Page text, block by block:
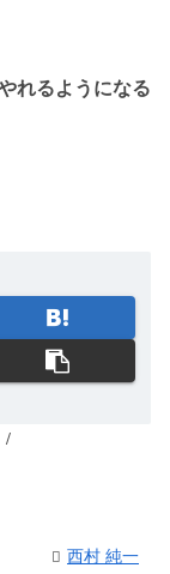
れるようになる
西村 純一